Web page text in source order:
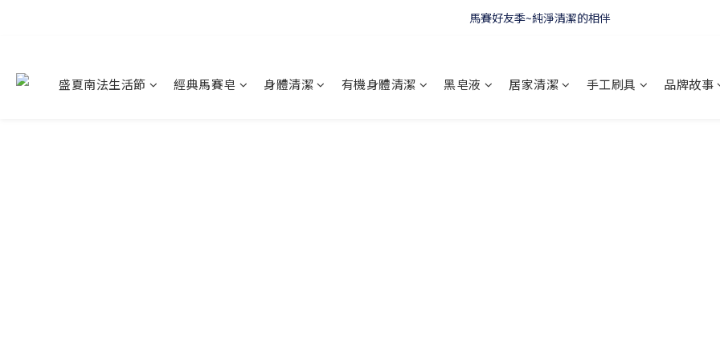
WELCOME 🇫🇷 LA CORVETTE
盛夏南法生活節 經典馬賽皂 身體清潔 有機身體清潔 黑皂液 居家清潔 手工刷具 品牌故事